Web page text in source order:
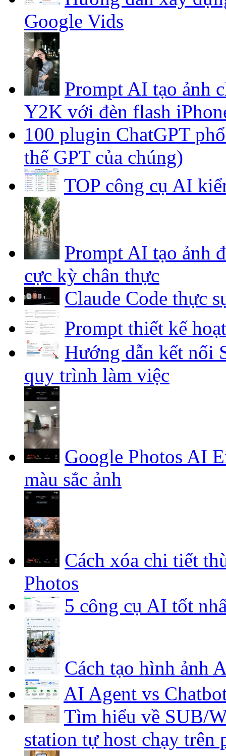
Google Vids
Prompt AI tạo ảnh
Y2K với đèn flash
100 plugin ChatGPT
thế GPT của chúng)
TOP công cụ AI
Prompt AI tạo ảnh
cực kỳ chân thực
Claude Code thực
Prompt thiết kế
Hướng dẫn kết nối
quy trình làm việc
Google Photos AI
màu sắc ảnh
Cách xóa chi tiết
Photos
5 công cụ AI tốt
Cách tạo hình ảnh
AI Agent vs
Tìm hiểu về SUB/
station tự host chạy trên